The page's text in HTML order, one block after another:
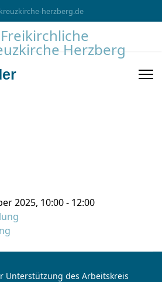
herzberg.de
2025, 10:00 - 12:00
des Arbeitskreis